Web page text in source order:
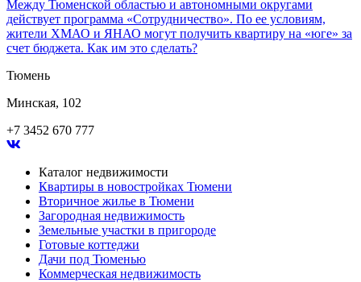
Между Тюменской областью и автономными округами
действует программа «Сотрудничество». По ее условиям,
жители ХМАО и ЯНАО могут получить квартиру на «юге» за
счет бюджета. Как им это сделать?
Тюмень
Минская, 102
+7 3452 670 777
Каталог недвижимости
Квартиры в новостройках Тюмени
Вторичное жилье в Тюмени
Загородная недвижимость
Земельные участки в пригороде
Готовые коттеджи
Дачи под Тюменью
Коммерческая недвижимость